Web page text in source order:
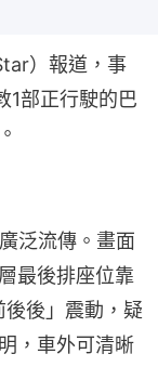
）報道，事
1部正行駛的巴
泛流傳。畫面
最後排座位靠
後」震動，疑
，車外可清晰